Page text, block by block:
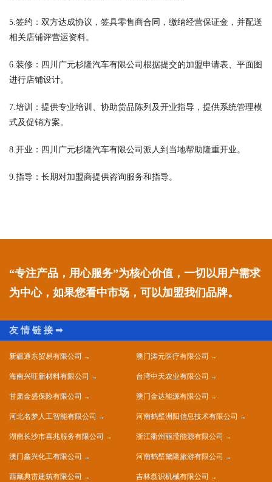
5.签约：双方达成协议，签具零售商合同，缴纳经营保证金，并配送
相关店铺评营运资料。
6.装修：四川广元杉隆汽车有限公司根据提交的加盟申请表、平面图
进行店铺设计。
7.培训：提供专业培训、协助货品陈列及开业指导，提供系统管理模
式及促销方案。
8.开业：四川广元杉隆汽车有限公司派人到当地帮助隆重开业。
9.指导：长期对加盟商提供咨询服务和指导。
“专注产品，用心服务”为核心价值，一切以用户需求
为中心，如果您看中市场，可以加盟我们品牌。
新疆通东贸易有限公司 澳门涛元医疗有限公司
海南兴旺新材料有限公司 台湾中天农业有限公司
甘肃金盛保险有限公司 澳门金达能源有限公司
河北名梦人工智能有限公司 河南鹤壁洲阳信息技术有限公司
湖南长沙市喜兆服务有限公司 浙江衢州丽滢能源有限公司
澳门鑫兴化工有限公司 河南鹤壁黛隆旅游有限公司
西藏典雷建筑有限公司 吉林磊识机械有限公司